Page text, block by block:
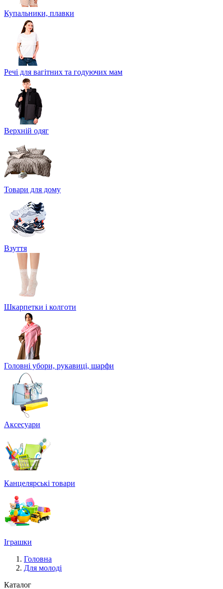
Купальники, плавки
Речі для вагітних та годуючих мам
Верхній одяг
Товари для дому
Взуття
Шкарпетки і колготи
Головні убори, рукавиці, шарфи
Аксесуари
Канцелярські товари
Іграшки
Головна
Для молоді
Каталог